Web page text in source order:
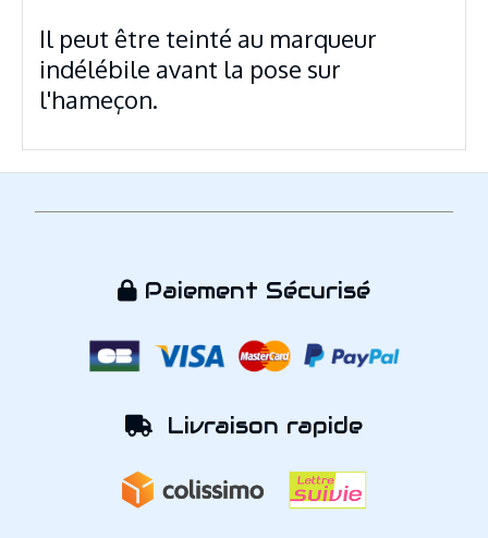
Il peut être teinté au marqueur
indélébile avant la pose sur
l'hameçon.
 Paiement Sécurisé
 Livraison rapide